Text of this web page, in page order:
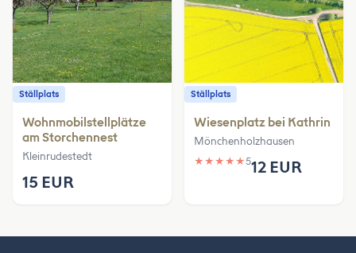
Ställplats
Wohnmobilstellplätze
am Storchennest
Kleinrudestedt
15 EUR
Ställplats
Wiesenplatz bei Kathrin
Mönchenholzhausen
★ ★ ★ ★ ★512 EUR